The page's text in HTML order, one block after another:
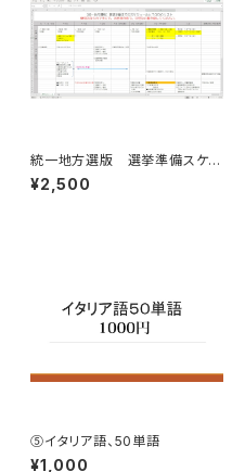
統一地方選版 選挙準備スケジ
ュール一覧表
¥2,500
⑤イタリア語、50単語
¥1,000